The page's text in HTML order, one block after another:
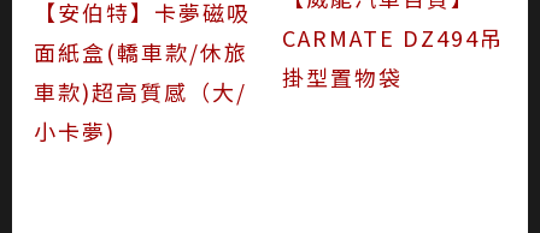
【安伯特】卡夢磁吸
面紙盒(轎車款/休旅
車款)超高質感（大/
小卡夢)
CARMATE DZ494吊
掛型置物袋